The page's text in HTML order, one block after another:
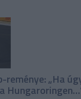
reménye: „Ha